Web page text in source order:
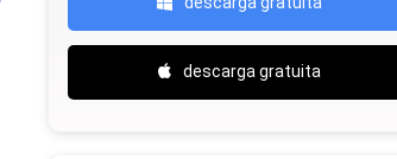
descarga gratuita